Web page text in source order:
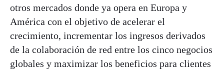
otros mercados donde ya opera en Europa y
América con el objetivo de acelerar el
crecimiento, incrementar los ingresos derivados
de la colaboración de red entre los cinco negocios
globales y maximizar los beneficios para clientes